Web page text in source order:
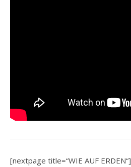
[nextpage title=“WIE AUF ERDEN“]